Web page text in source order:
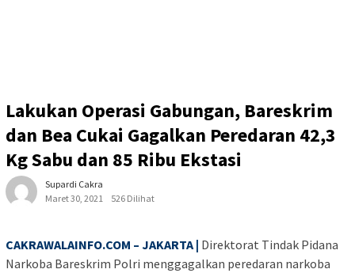
Lakukan Operasi Gabungan, Bareskrim
dan Bea Cukai Gagalkan Peredaran 42,3
Kg Sabu dan 85 Ribu Ekstasi
Supardi Cakra
Maret 30, 2021
526 Dilihat
CAKRAWALAINFO.COM – JAKARTA | Direktorat Tindak Pidana
Narkoba Bareskrim Polri menggagalkan peredaran narkoba